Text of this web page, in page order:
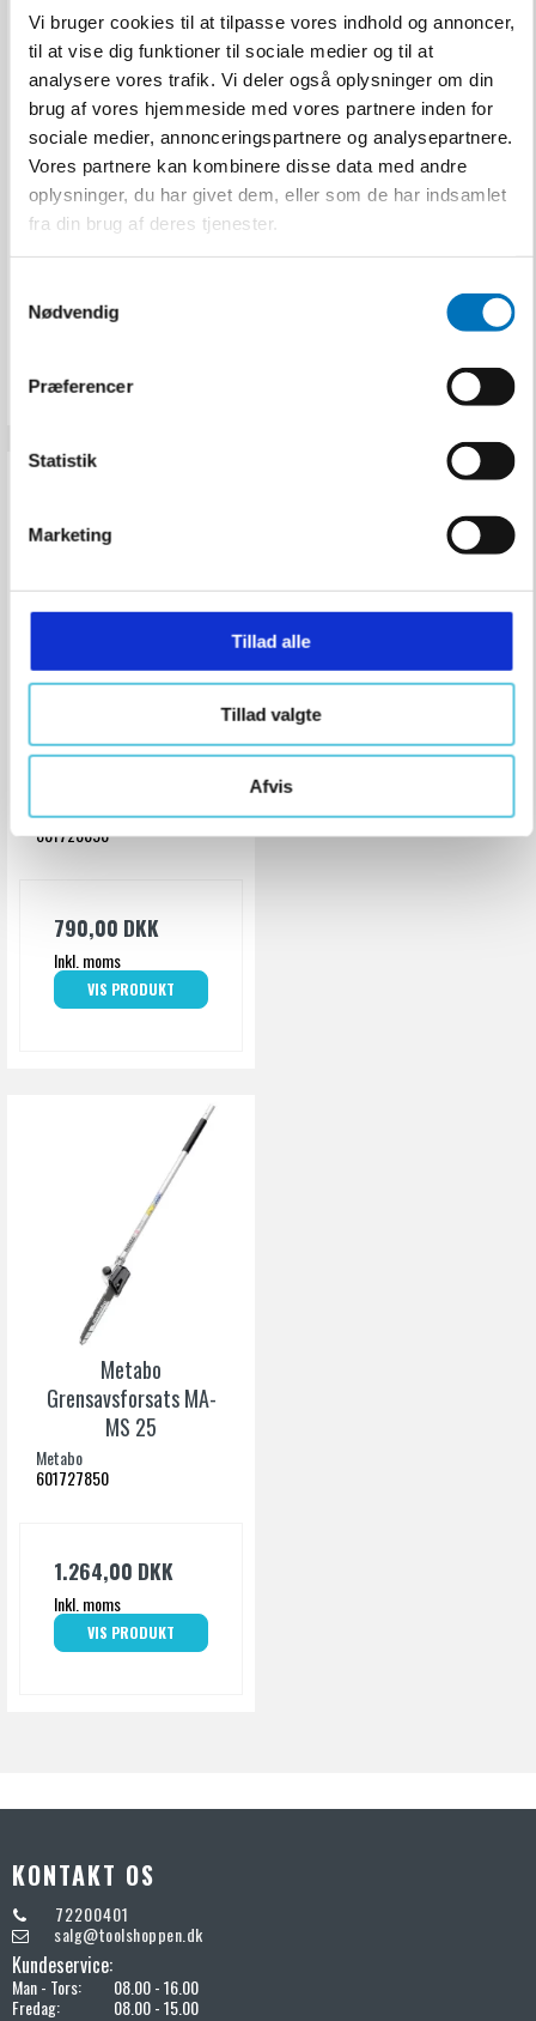
Vi bruger cookies til at tilpasse vores indhold og annoncer,
til at vise dig funktioner til sociale medier og til at
analysere vores trafik. Vi deler også oplysninger om din
brug af vores hjemmeside med vores partnere inden for
sociale medier, annonceringspartnere og analysepartnere.
Vores partnere kan kombinere disse data med andre
oplysninger, du har givet dem, eller som de har indsamlet
fra din brug af deres tjenester.
Nødvendig
Præferencer
Statistik
Marketing
Tillad alle
Tillad valgte
Afvis
Makita Akku
Kombimotor XGT 40V
Solo
Makita
UX01GZ
Inkl. moms
Buskrydderforsats MA-
Metabo
601728850
790,00 DKK
Inkl. moms
VIS PRODUKT
Metabo
Grensavsforsats MA-
MS 25
Metabo
601727850
1.264,00 DKK
Inkl. moms
VIS PRODUKT
KONTAKT OS
72200401
salg@toolshoppen.dk
Kundeservice:
Man - Tors:
08.00 - 16.00
Fredag:
08.00 - 15.00